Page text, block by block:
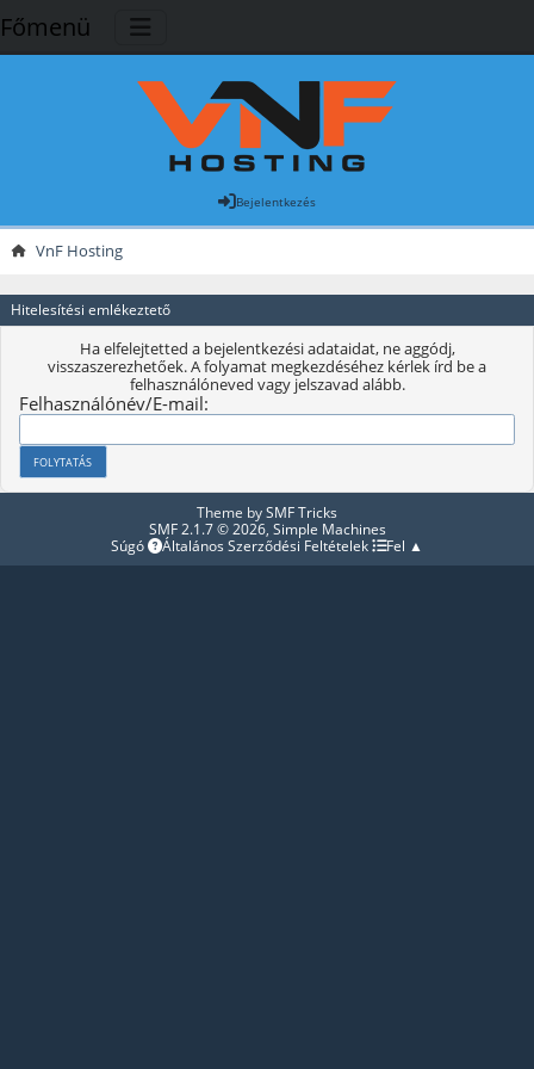
Főmenü
Bejelentkezés
VnF Hosting
Hitelesítési emlékeztető
Ha elfelejtetted a bejelentkezési adataidat, ne aggódj,
visszaszerezhetőek. A folyamat megkezdéséhez kérlek írd be a
felhasználóneved vagy jelszavad alább.
Felhasználónév/E-mail:
Theme bySMF Tricks
SMF 2.1.7 © 2026, Simple Machines
Súgó
Általános Szerződési Feltételek Fel ▲